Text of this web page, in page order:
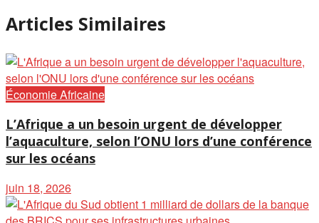
Articles Similaires
Économie Africaine
L’Afrique a un besoin urgent de développer
l’aquaculture, selon l’ONU lors d’une conférence
sur les océans
juin 18, 2026